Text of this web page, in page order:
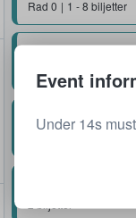
Rad 0 1 - 8 biljetter
General
1 biljett
General
Event
Under 14s